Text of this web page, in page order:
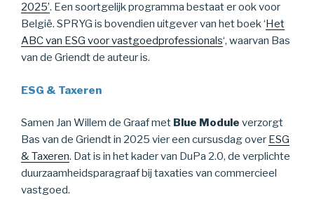
2025’. Een soortgelijk programma bestaat er ook voor
België. SPRYG is bovendien uitgever van het boek ‘Het
ABC van ESG voor vastgoedprofessionals‘, waarvan Bas
van de Griendt de auteur is.
ESG & Taxeren
Samen Jan Willem de Graaf met Blue Module verzorgt
Bas van de Griendt in 2025 vier een cursusdag over ESG
& Taxeren. Dat is in het kader van DuPa 2.0, de verplichte
duurzaamheidsparagraaf bij taxaties van commercieel
vastgoed.